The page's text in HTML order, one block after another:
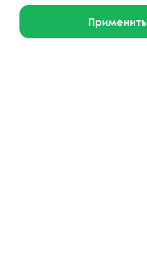
Применить